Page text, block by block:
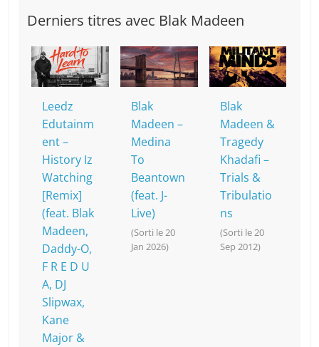
e
b
o
o
p
c
h
at
s
A
p
p
y
Li
n
k
g
er
Derniers titres avec Blak Madeen
Leedz
Edutainm
ent –
History Iz
Watching
[Remix]
(feat. Blak
Madeen,
Daddy-O,
F R E D U
A, DJ
Slipwax,
Kane
Major &
Blak
Madeen –
Medina
To
Beantown
(feat. J-
Live)
(Sorti le 20
Jan 2026)
Blak
Madeen &
Tragedy
Khadafi –
Trials &
Tribulatio
ns
(Sorti le 20
Sep 2012)